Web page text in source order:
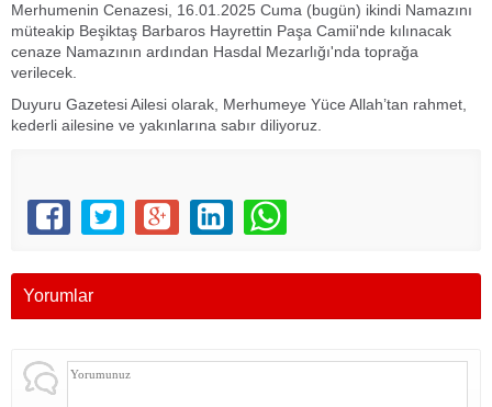
Merhumenin Cenazesi, 16.01.2025 Cuma (bugün) ikindi Namazını
müteakip Beşiktaş Barbaros Hayrettin Paşa Camii'nde kılınacak
cenaze Namazının ardından Hasdal Mezarlığı'nda toprağa
verilecek.
Duyuru Gazetesi Ailesi olarak, Merhumeye Yüce Allah’tan rahmet,
kederli ailesine ve yakınlarına sabır diliyoruz.
Yorumlar